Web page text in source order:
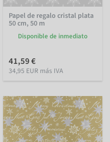
Papel de regalo cristal plata
50 cm, 50 m
Disponible de inmediato
41,59 €
34,95 EUR más IVA